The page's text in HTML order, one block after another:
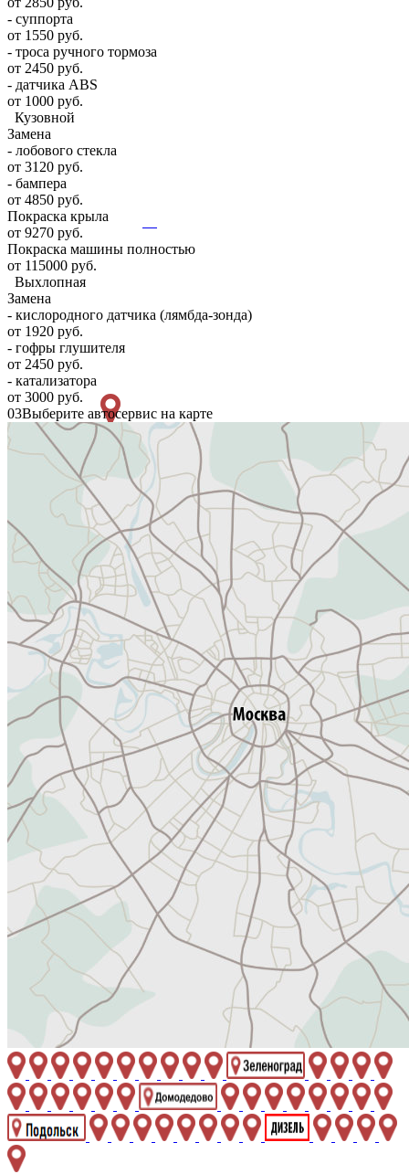
- суппорта
от 1550 руб.
- троса ручного тормоза
от 2450 руб.
- датчика ABS
от 1000 руб.
Кузовной
Замена
- лобового стекла
от 3120 руб.
- бампера
от 4850 руб.
Покраска крыла
от 9270 руб.
Покраска машины полностью
от 115000 руб.
Выхлопная
Замена
- кислородного датчика (лямбда-зонда)
от 1920 руб.
- гофры глушителя
от 2450 руб.
- катализатора
от 3000 руб.
03Выберите автосервис на карте